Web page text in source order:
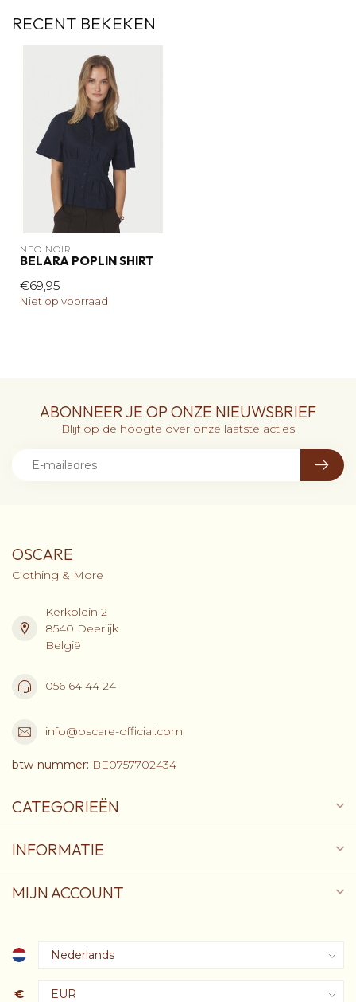
RECENT BEKEKEN
NEO NOIR
BELARA POPLIN SHIRT
€69,95
Niet op voorraad
ABONNEER JE OP ONZE NIEUWSBRIEF
Blijf op de hoogte over onze laatste acties
OSCARE
Clothing & More
Kerkplein 2
8540 Deerlijk
België
056 64 44 24
info@oscare-official.com
btw-nummer: BE0757702434
CATEGORIEËN
INFORMATIE
MIJN ACCOUNT
€